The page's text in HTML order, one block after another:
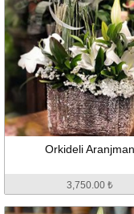
Orkideli Aranjman
3,750.00 ₺